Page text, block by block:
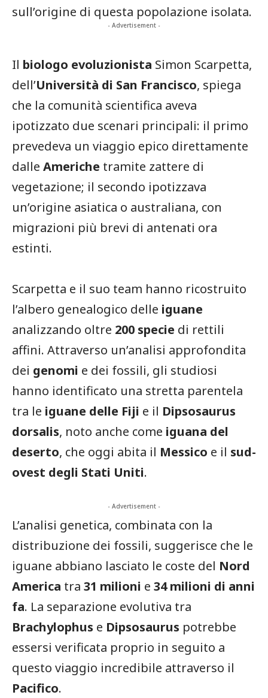
sull’origine di questa popolazione isolata.
- Advertisement -
Il biologo evoluzionista Simon Scarpetta,
dell’Università di San Francisco, spiega
che la comunità scientifica aveva
ipotizzato due scenari principali: il primo
prevedeva un viaggio epico direttamente
dalle Americhe tramite zattere di
vegetazione; il secondo ipotizzava
un’origine asiatica o australiana, con
migrazioni più brevi di antenati ora
estinti.
Scarpetta e il suo team hanno ricostruito
l’albero genealogico delle iguane
analizzando oltre 200 specie di rettili
affini. Attraverso un’analisi approfondita
dei genomi e dei fossili, gli studiosi
hanno identificato una stretta parentela
tra le iguane delle Fiji e il Dipsosaurus
dorsalis, noto anche come iguana del
deserto, che oggi abita il Messico e il sud-
ovest degli Stati Uniti.
- Advertisement -
L’analisi genetica, combinata con la
distribuzione dei fossili, suggerisce che le
iguane abbiano lasciato le coste del Nord
America tra 31 milioni e 34 milioni di anni
fa. La separazione evolutiva tra
Brachylophus e Dipsosaurus potrebbe
essersi verificata proprio in seguito a
questo viaggio incredibile attraverso il
Pacifico.